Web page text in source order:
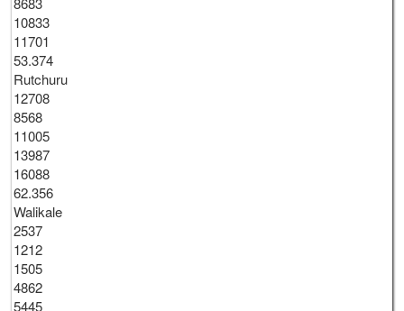
10833
11701
53.374
Rutchuru
12708
8568
11005
13987
16088
62.356
Walikale
2537
1212
1505
4862
5445